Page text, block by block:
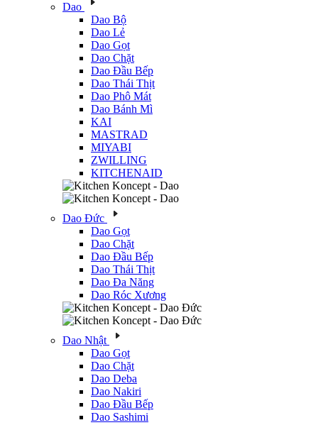
Dao
Dao Bộ
Dao Lẻ
Dao Gọt
Dao Chặt
Dao Đầu Bếp
Dao Thái Thịt
Dao Phô Mát
Dao Bánh Mì
KAI
MASTRAD
MIYABI
ZWILLING
KITCHENAID
Dao Đức
Dao Gọt
Dao Chặt
Dao Đầu Bếp
Dao Thái Thịt
Dao Đa Năng
Dao Róc Xương
Dao Nhật
Dao Gọt
Dao Chặt
Dao Deba
Dao Nakiri
Dao Đầu Bếp
Dao Sashimi